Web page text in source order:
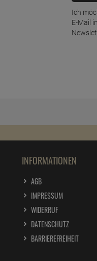
Ich
E-Mail
INFORMATIONEN
AGB
IMPRESSUM
WIDERRUF
DATENSCHUTZ
BARRIEREFREIHEIT